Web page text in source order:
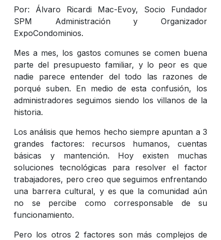
Por: Álvaro Ricardi Mac-Evoy, Socio Fundador
SPM Administración y Organizador
ExpoCondominios.
Mes a mes, los gastos comunes se comen buena
parte del presupuesto familiar, y lo peor es que
nadie parece entender del todo las razones de
porqué suben. En medio de esta confusión, los
administradores seguimos siendo los villanos de la
historia.
Los análisis que hemos hecho siempre apuntan a 3
grandes factores: recursos humanos, cuentas
básicas y mantención. Hoy existen muchas
soluciones tecnológicas para resolver el factor
trabajadores, pero creo que seguimos enfrentando
una barrera cultural, y es que la comunidad aún
no se percibe como corresponsable de su
funcionamiento.
Pero los otros 2 factores son más complejos de